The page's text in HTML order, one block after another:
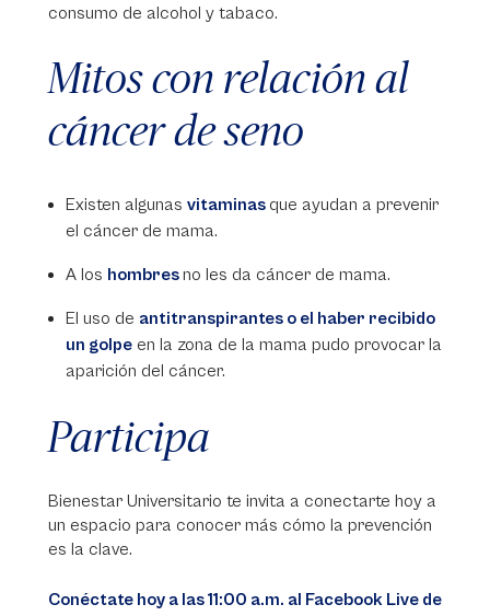
consumo de alcohol y tabaco.
Mitos con relación al
cáncer de seno
Existen algunas vitaminas que ayudan a prevenir
el cáncer de mama.
A los hombresno les da cáncer de mama.
El uso de antitranspirantes o el haber recibido
un golpe en la zona de la mama pudo provocar la
aparición del cáncer.
Participa
Bienestar Universitario te invita a conectarte hoy a
un espacio para conocer más cómo la prevención
es la clave.
Conéctate hoy a las 11:00 a.m. al Facebook Live de